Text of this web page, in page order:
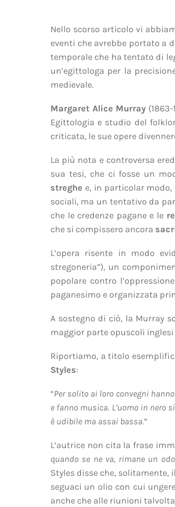
Nello scorso articolo vi
eventi che avrebbe portato a
temporale che ha tentato di
un’egittologa per la
medievale.
Margaret Alice Murray
Egittologia e studio del
criticata, le sue opere
La più nota e controversa
sua tesi, che ci fosse un
streghe e, in particolar
sociali, ma un tentativo da
che le credenze pagane e le
che si compissero ancora
L’opera risente in modo
stregoneria”), un
popolare contro
paganesimo e organizzata
A sostegno di ciò, la Murray
maggior parte opuscoli
Riportiamo, a titolo
Styles:
“Per solito ai loro convegni
e fanno musica. L’uomo in nero
è udibile ma assai bassa.”
L’autrice non cita la frase
quando se ne va, rimane un
Styles disse che, solitamente, il
seguaci un olio con cui
anche che alle riunioni